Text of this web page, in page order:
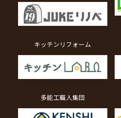
キッチンリフォーム
多能工職人集団